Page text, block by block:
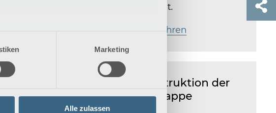
Marketing
Alle zulassen
verwendet.
Mehr erfahren
Rekonstruktion der
Mitralklappe